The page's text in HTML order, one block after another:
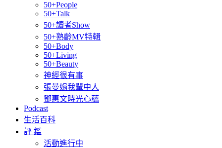
50+People
50+Talk
50+讀者Show
50+熟齡MV特輯
50+Body
50+Living
50+Beauty
神經很有事
張曼娟我輩中人
鄧惠文時光心蘊
Podcast
生活百科
評 鑑
活動進行中